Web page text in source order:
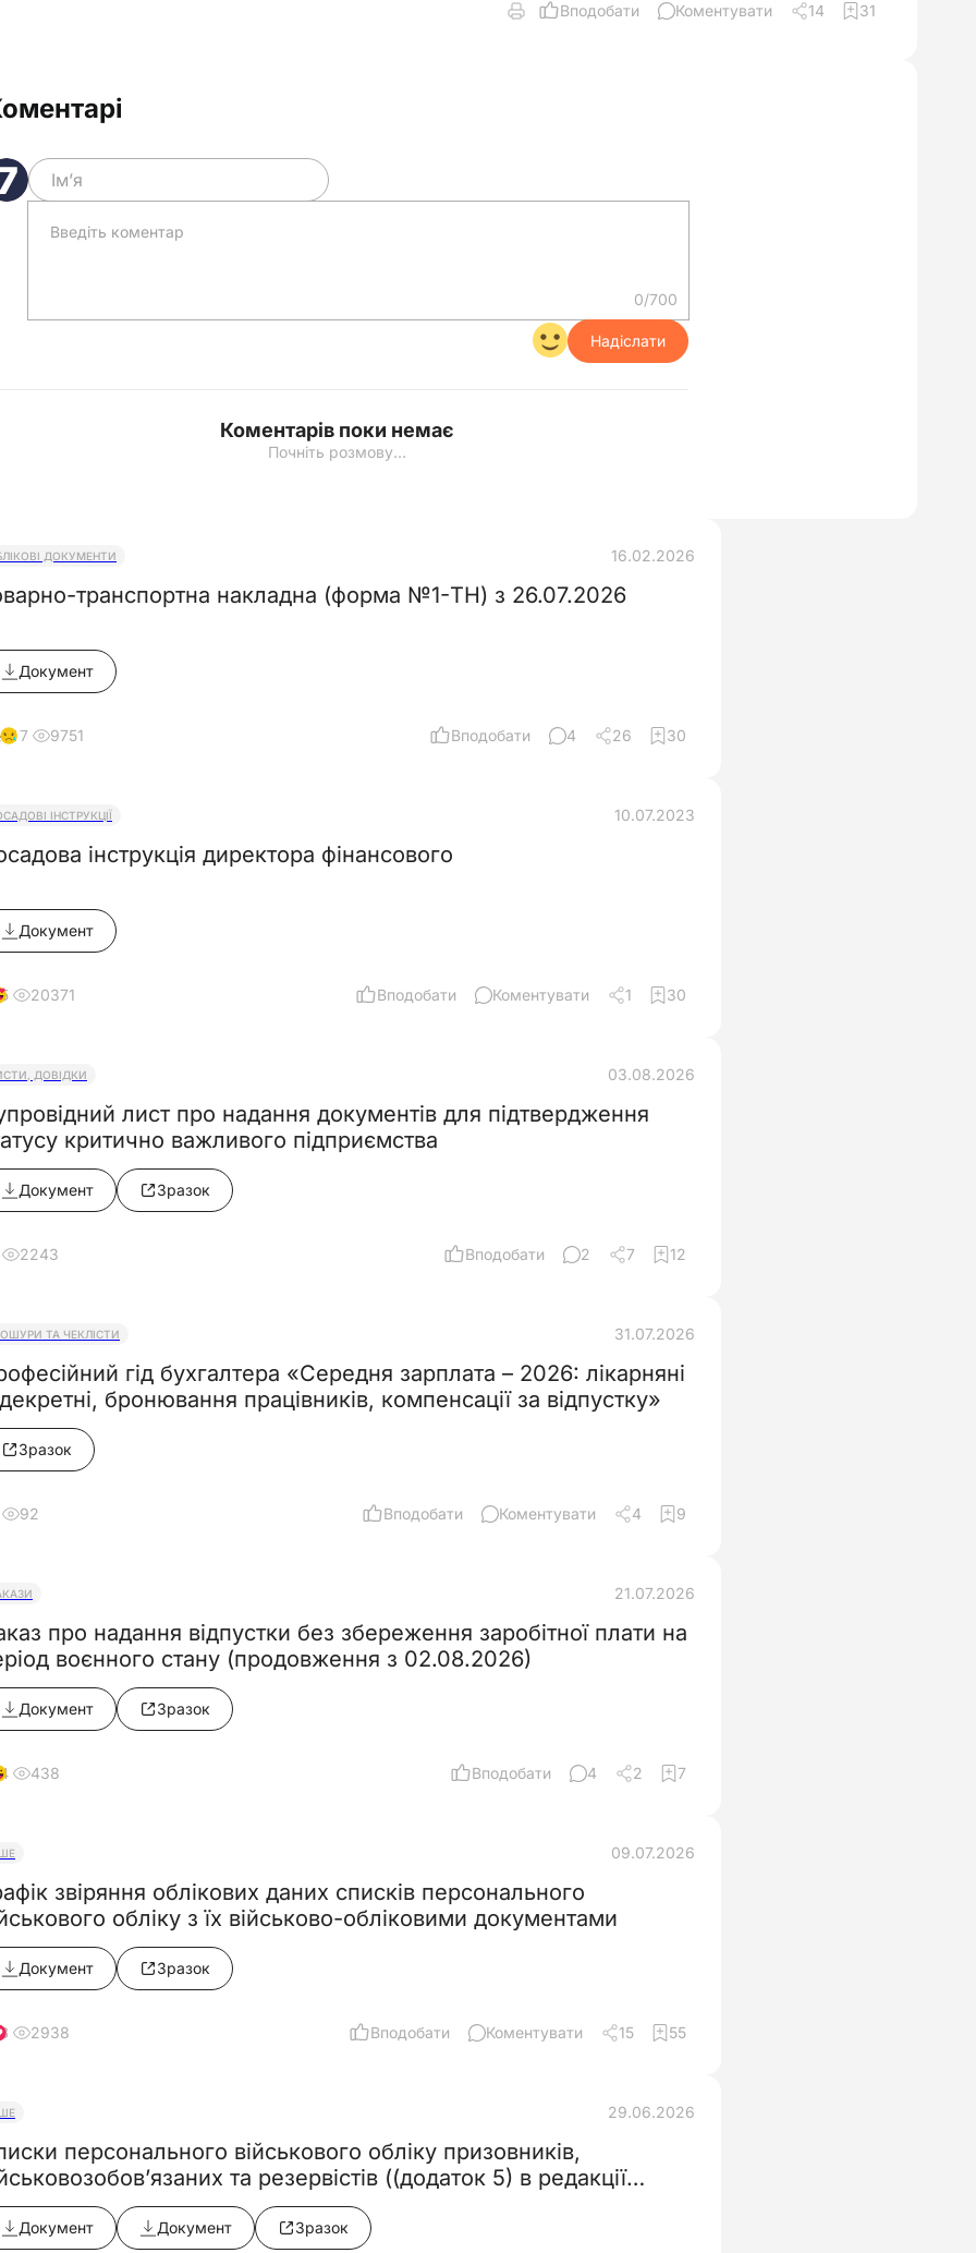
Вподобати Коментувати 14 31
0/700
Надіслати
Коментарів поки немає
Почніть розмову…
ДОКУМЕНТИ 16.02.2026
транспортна накладна (форма №1-ТН) з 26.07.2026
Документ
17 9751 Вподобати 4 26 30
ІНСТРУКЦІЇ 10.07.2023
інструкція директора фінансового
Документ
5 20371 Вподобати Коментувати 1 30
ДОВІДКИ 03.08.2026
лист про надання документів для підтвердження
критично важливого підприємства
Документ Зразок
2243 Вподобати 2 7 12
ТА ЧЕКЛІСТИ 31.07.2026
гід бухгалтера «Середня зарплата – 2026: лікарняні
& декретні, бронювання працівників, компенсації за відпустку»
Зразок
92 Вподобати Коментувати 4 9
21.07.2026
про надання відпустки без збереження заробітної плати на
воєнного стану (продовження з 02.08.2026)
Документ Зразок
4 438 Вподобати 4 2 7
09.07.2026
звіряння облікових даних списків персонального
обліку з їх військово-обліковими документами
Документ Зразок
8 2938 Вподобати Коментувати 15 55
29.06.2026
персонального військового обліку призовників,
та резервістів ((додаток 5) в редакції
КМУ від 10.06.2026 №812)
Документ Документ Зразок